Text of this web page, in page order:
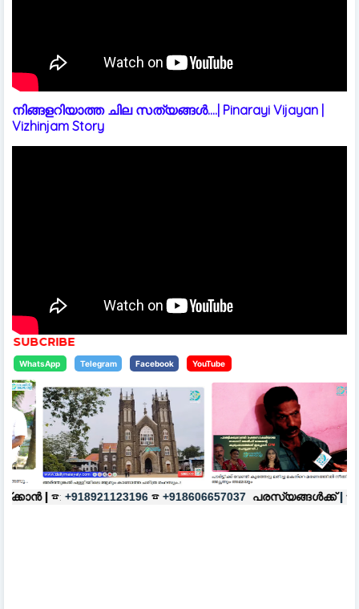
നിങ്ങളറിയാത്ത ചില സത്യങ്ങൾ....| Pinarayi Vijayan |
Vizhinjam Story
WhatsApp Telegram Facebook YouTube
☎ +918606657037 പരസ്യങ്ങൾക്ക്| ☎: +918921123196 ☎